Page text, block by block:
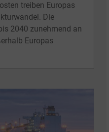
treiben Europas
Die
2040 zunehmend an
Europas